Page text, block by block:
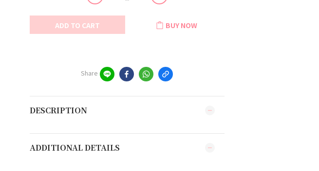
ADD TO CART BUY NOW
Share
DESCRIPTION
ADDITIONAL DETAILS